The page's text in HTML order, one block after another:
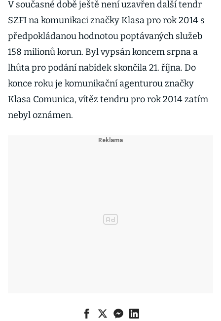
V současné době ještě není uzavřen další tendr
SZFI na komunikaci značky Klasa pro rok 2014 s
předpokládanou hodnotou poptávaných služeb
158 milionů korun. Byl vypsán koncem srpna a
lhůta pro podání nabídek skončila 21. října. Do
konce roku je komunikační agenturou značky
Klasa Comunica, vítěz tendru pro rok 2014 zatím
nebyl oznámen.